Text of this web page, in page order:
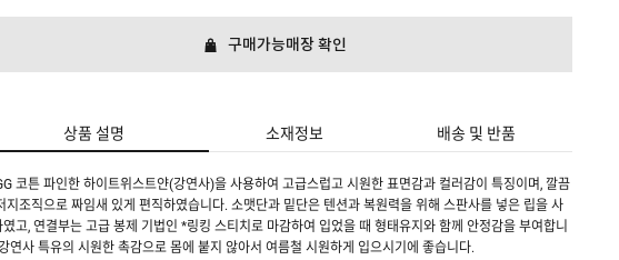
구매가능매장 확인
상품 설명 소재정보 배송 및 반품
코튼 파인한 하이트위스트얀(강연사)을 사용하여 고급스럽고 시원한 표면감과 컬러감이 특징이며, 깔끔
지조직으로 짜임새 있게 편직하였습니다. 소맷단과 밑단은 텐션과 복원력을 위해 스판사를 넣은 립을 사
였고, 연결부는 고급 봉제 기법인 *링킹 스티치로 마감하여 입었을 때 형태유지와 함께 안정감을 부여합니
연사 특유의 시원한 촉감으로 몸에 붙지 않아서 여름철 시원하게 입으시기에 좋습니다.